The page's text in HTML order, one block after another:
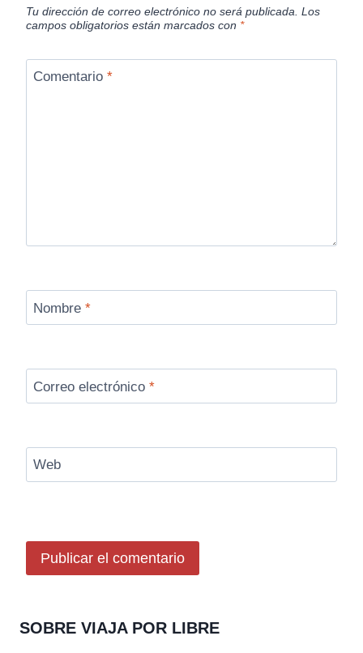
Tu dirección de correo electrónico no será publicada. Los
campos obligatorios están marcados con *
Comentario *
Nombre *
Correo electrónico *
Web
SOBRE VIAJA POR LIBRE